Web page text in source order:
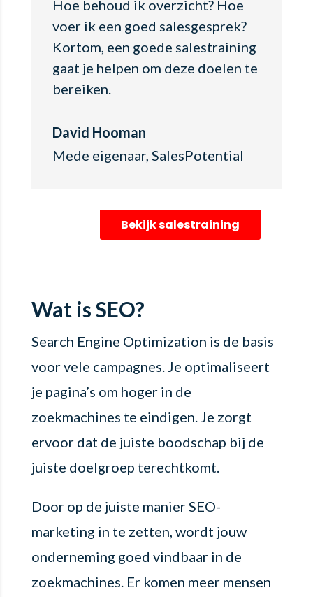
Hoe behoud ik overzicht? Hoe
voer ik een goed salesgesprek?
Kortom, een goede salestraining
gaat je helpen om deze doelen te
bereiken.
David Hooman
Mede eigenaar, SalesPotential
Bekijk salestraining
Wat is SEO?
Search Engine Optimization is de basis
voor vele campagnes. Je optimaliseert
je pagina’s om hoger in de
zoekmachines te eindigen. Je zorgt
ervoor dat de juiste boodschap bij de
juiste doelgroep terechtkomt.
Door op de juiste manier SEO-
marketing in te zetten, wordt jouw
onderneming goed vindbaar in de
zoekmachines. Er komen meer mensen